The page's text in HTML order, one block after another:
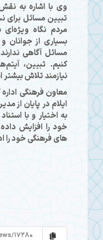
وی با اشاره به
تبیین مسائل برای
مردم نگاه
بسیاری از جوانان
مسائل آگاهی
کنیم. تبیین،
نیازمند تلاش
معاون فرهنگی
ایلام در پایان از
به اختیار و با
خود را افزایش
های فرهنگی خود را